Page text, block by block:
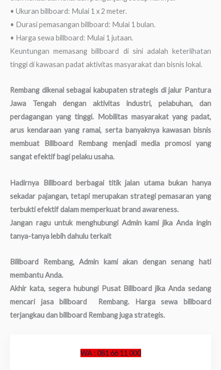
• Ukuran billboard: Mulai 1 x 2 meter.
• Durasi pemasangan billboard: Mulai 1 bulan.
• Harga sewa billboard: Mulai 1 jutaan.
Keuntungan memasang billboard di sini adalah keterlihatan
tinggi di kawasan padat aktivitas masyarakat dan bisnis lokal.
Rembang dikenal sebagai kabupaten strategis di jalur Pantura
Jawa Tengah dengan aktivitas industri, pelabuhan, dan
perdagangan yang tinggi. Mobilitas masyarakat yang padat,
arus kendaraan yang ramai, serta banyaknya kawasan bisnis
membuat Billboard Rembang menjadi media promosi yang
sangat efektif bagi pelaku usaha.
Hadirnya Billboard berbagai titik jalan utama bukan hanya
sekadar pajangan, tetapi merupakan strategi pemasaran yang
terbukti efektif dalam memperkuat brand awareness.
Jangan ragu untuk menghubungi Admin kami jika Anda ingin
tanya-tanya lebih dahulu terkait
Billboard Rembang, Admin kami akan dengan senang hati
membantu Anda.
Akhir kata, segera hubungi Pusat Billboard jika Anda sedang
mencari jasa billboard Rembang. Harga sewa billboard
terjangkau dan billboard Rembang juga strategis.
WA : 081 66 11 000